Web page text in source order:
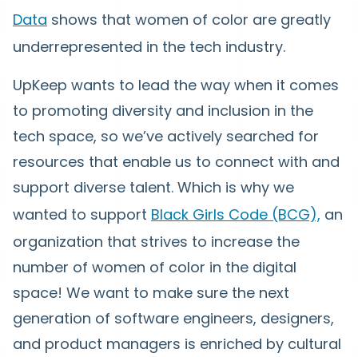
Data shows that women of color are greatly
underrepresented in the tech industry.
UpKeep wants to lead the way when it comes
to promoting diversity and inclusion in the
tech space, so we’ve actively searched for
resources that enable us to connect with and
support diverse talent. Which is why we
wanted to support Black Girls Code (BCG), an
organization that strives to increase the
number of women of color in the digital
space! We want to make sure the next
generation of software engineers, designers,
and product managers is enriched by cultural